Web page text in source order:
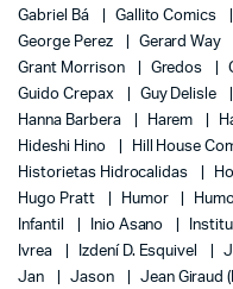
Gabriel Bá
Gallito Comics
George Perez
Gerard Way
Grant Morrison
Gredos
Guido Crepax
Guy Delisle
Hanna Barbera
Harem
Hideshi Hino
Hill House
Historietas Hidrocalidas
Hugo Pratt
Humor
Infantil
Inio Asano
Ivrea
Izdení D. Esquivel
Jan
Jason Jean Giraud